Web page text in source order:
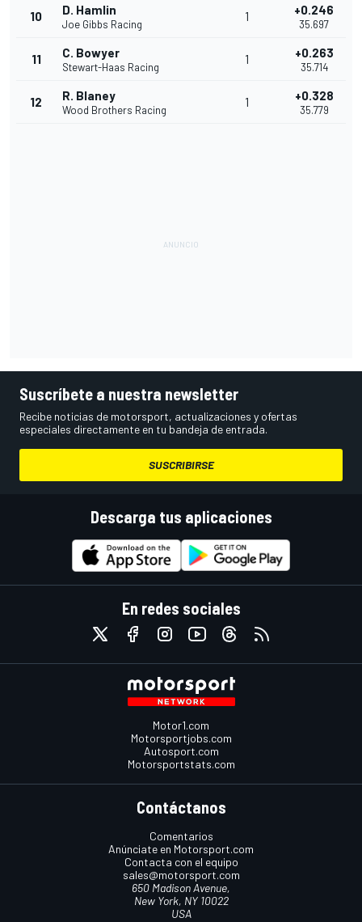
10 D. Hamlin
Joe Gibbs Racing
1 +0.246
35.697
11 C. Bowyer
Stewart-Haas Racing
1 +0.263
35.714
12 R. Blaney
Wood Brothers Racing
1 +0.328
35.779
Suscríbete a nuestra newsletter
Recibe noticias de motorsport, actualizaciones y ofertas
especiales directamente en tu bandeja de entrada.
SUSCRIBIRSE
Descarga tus aplicaciones
En redes sociales
Motor1.com
Motorsportjobs.com
Autosport.com
Motorsportstats.com
Contáctanos
Comentarios
Anúnciate en Motorsport.com
Contacta con el equipo
sales@motorsport.com
650 Madison Avenue,
New York, NY 10022
USA